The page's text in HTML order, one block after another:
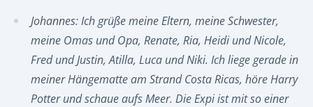
Johannes: Ich grüße meine Eltern, meine Schwester,
meine Omas und Opa, Renate, Ria, Heidi und Nicole,
Fred und Justin, Atilla, Luca und Niki. Ich liege gerade in
meiner Hängematte am Strand Costa Ricas, höre Harry
Potter und schaue aufs Meer. Die Expi ist mit so einer